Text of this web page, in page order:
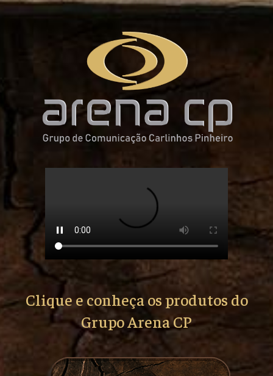
Clique e conheça os produtos do
Grupo Arena CP